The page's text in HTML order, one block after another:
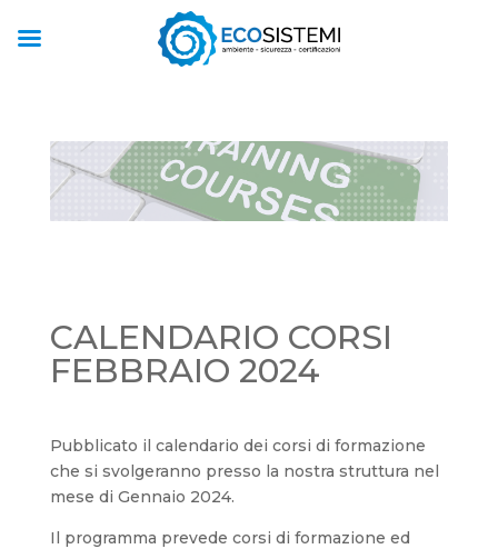
CALENDARIO CORSI
FEBBRAIO 2024
Pubblicato il calendario dei corsi di formazione
che si svolgeranno presso la nostra struttura nel
mese di Gennaio 2024.
Il programma prevede corsi di formazione ed